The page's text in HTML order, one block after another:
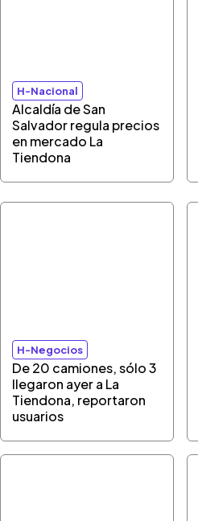
H-Nacional
Alcaldía de San
Salvador regula precios
en mercado La
Tiendona
H-Negocios
De 20 camiones, sólo 3
llegaron ayer a La
Tiendona, reportaron
usuarios